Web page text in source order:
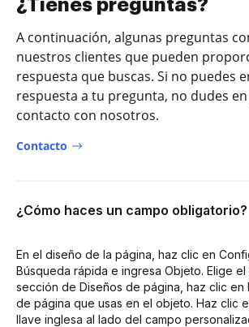
¿Tienes preguntas?
A continuación, algunas preguntas
nuestros clientes que pueden
respuesta que buscas. Si no puedes
respuesta a tu pregunta, no dudes
contacto con nosotros.
Contacto
¿Cómo haces un campo obligatorio?
En el diseño de la página, haz clic en
Búsqueda rápida e ingresa Objeto. Elige el
sección de Diseños de página, haz clic en
de página que usas en el objeto. Haz clic
llave inglesa al lado del campo